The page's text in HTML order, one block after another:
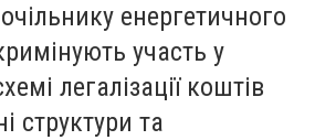
енергетичного
участь у
легалізації коштів
структури та